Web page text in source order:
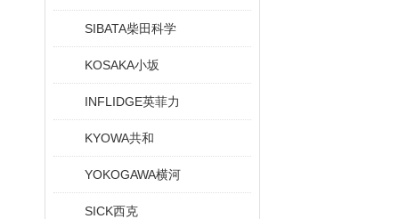
SIBATA柴田科学
KOSAKA小坂
INFLIDGE英菲力
KYOWA共和
YOKOGAWA横河
SICK西克